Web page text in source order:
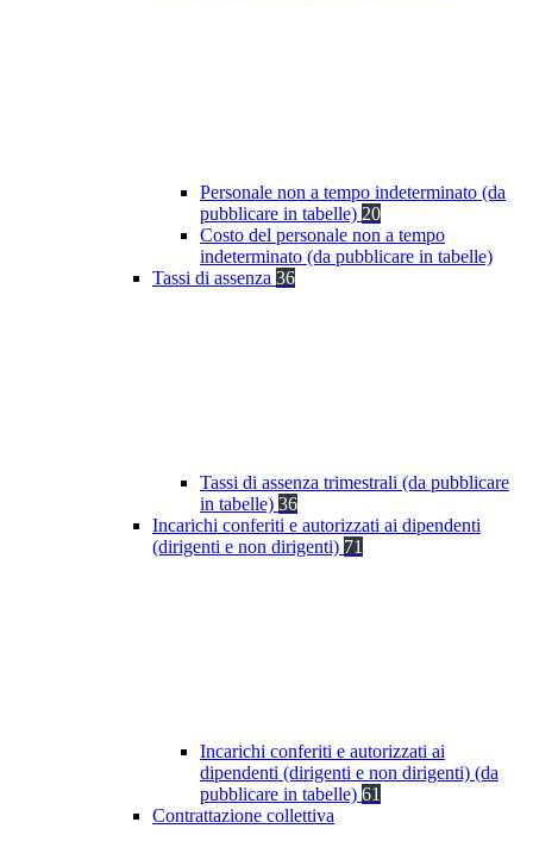
Personale non a tempo indeterminato (da
pubblicare in tabelle) 20
Costo del personale non a tempo
indeterminato (da pubblicare in tabelle)
Tassi di assenza 36
Tassi di assenza trimestrali (da pubblicare
in tabelle) 36
Incarichi conferiti e autorizzati ai dipendenti
(dirigenti e non dirigenti) 71
Incarichi conferiti e autorizzati ai
dipendenti (dirigenti e non dirigenti) (da
pubblicare in tabelle) 61
Contrattazione collettiva